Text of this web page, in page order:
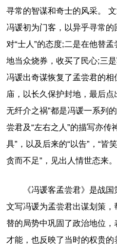
寻常的智谋和奇士的风采。
冯谖初为门客，以异乎寻常
对“士人”的态度;二是在他替
地当众烧券，收买了民心;三
冯谖出奇谋恢复了孟尝君的
庙，以长久保护封地，最后点
无纤介之祸”都是冯谖一系列
尝君及“左右之人”的描写亦传
具”，以及后来的“以告”，“皆
贪而不足”，见出人情世态来。
《冯谖客孟尝君》是战
文写冯谖为孟尝君出谋划策
替的局势中巩固了政治地位
才能，也反映了当时的权贵